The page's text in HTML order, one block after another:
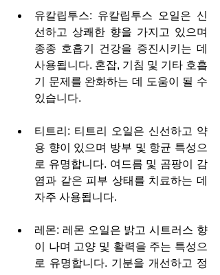
유칼립투스: 유칼립투스 오일은 신
선하고 상쾌한 향을 가지고 있으며
종종 호흡기 건강을 증진시키는 데
사용됩니다. 혼잡, 기침 및 기타 호흡
기 문제를 완화하는 데 도움이 될 수
있습니다.
티트리: 티트리 오일은 신선하고 약
용 향이 있으며 방부 및 항균 특성으
로 유명합니다. 여드름 및 곰팡이 감
염과 같은 피부 상태를 치료하는 데
자주 사용됩니다.
레몬: 레몬 오일은 밝고 시트러스 향
이 나며 고양 및 활력을 주는 특성으
로 유명합니다. 기분을 개선하고 정